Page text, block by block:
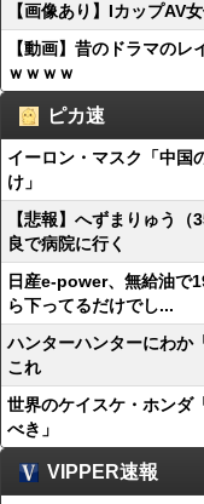
【画像あり】IカップAV
【動画】昔のドラマの
ｗｗｗｗ
ピカ速
イーロン・マスク「中国
け」
【悲報】へずまりゅう
良で病院に行く
日産e-power、無給油で
ら下ってるだけでし...
ハンターハンターにわか
これ
世界のケイスケ・ホンダ
べき」
VIPPER速報